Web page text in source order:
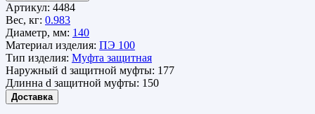
Артикул: 4484
Вес, кг: 0.983
Диаметр, мм: 140
Материал изделия: ПЭ 100
Тип изделия: Муфта защитная
Наружный d защитной муфты: 177
Длинна d защитной муфты: 150
Доставка